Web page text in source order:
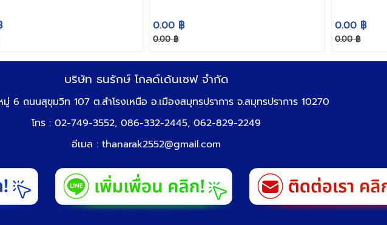
0.00 ฿
0.00 ฿
0.00 ฿
0.00 ฿
บริษัท ธนรักษ์ โกลด์เด้นเซฟ จำกัด
6 ถนนสุขุมวิท 107 ต.สำโรงเหนือ อ.เมืองสมุทรปราการ จ.สมุทรปราการ 10270
โทร : 02-749-3552, 086-332-2445, 062-829-2249
อีเมล : thanarak2552@gmail.com